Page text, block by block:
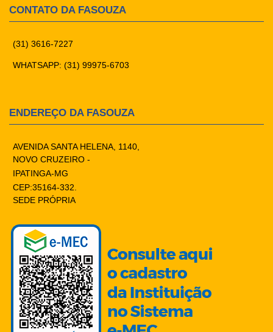
CONTATO DA FASOUZA
(31) 3616-7227
WHATSAPP: (31) 99975-6703
ENDEREÇO DA FASOUZA
AVENIDA SANTA HELENA, 1140,
NOVO CRUZEIRO -
IPATINGA-MG
CEP:35164-332.
SEDE PRÓPRIA